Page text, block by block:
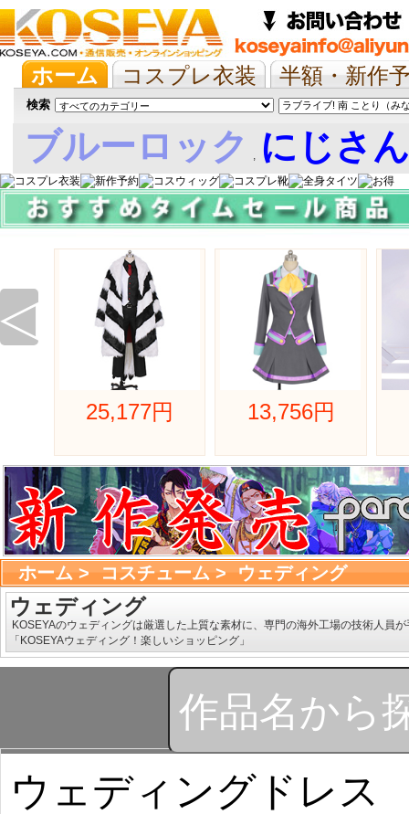
ホーム コスプレ衣装
半額・新作
抱き枕/布団/シーツ
ツイステ ウマ
検索
ブルーロック , にじさ
娘
◁
25,177円 13,756円
ホーム> コスチューム> ウェディング
ウェディング
KOSEYAのウェディングは厳選した上質な素材に、専門の海外工場の技術人
「KOSEYAウェディング！楽しいショッピング」
ウェディングドレス